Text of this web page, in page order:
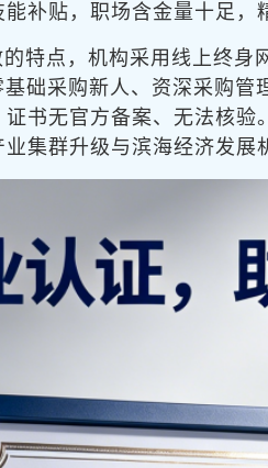
补贴，职场含金量十足，
特点，机构采用线上终
础采购新人、资深采购
书无官方备案、无法核验
集群升级与滨海经济发展